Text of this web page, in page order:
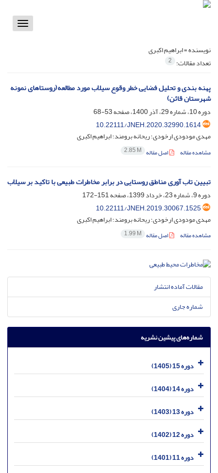
Toggle
نویسنده =ابراهیم اکبری
تعداد مقالات: 2
پهنه بندی و تحلیل فضایی خطر وقوع سیلاب مورد مطالعه(روستاهای نمونه
شهرستان قائن)
دوره 10، شماره 29، آذر 1400، صفحه
53-68
10.22111/JNEH.2020.32990.1614
مهدی مودودی ارخودی؛ ریحانه برومند؛ ابراهیم اکبری
مشاهده مقاله اصل مقاله 2.85 M
تبیین تاب آوری مناطق روستایی در برابر مخاطرات طبیعی با تاکید بر سیلاب
دوره 9، شماره 23، خرداد 1399، صفحه
151-172
10.22111/JNEH.2019.30067.1525
مهدی مودودی ارخودی؛ ریحانه برومند؛ ابراهیم اکبری
مشاهده مقاله اصل مقاله 1.99 M
مقالات آماده انتشار
شماره جاری
شماره‌های پیشین نشریه
دوره 15 (1405)
دوره 14 (1404)
دوره 13 (1403)
دوره 12 (1402)
دوره 11 (1401)